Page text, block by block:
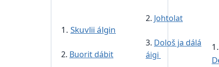
1. Skuvlii álgin
2. Buorit dábit
2. Johtolat
3. Dološ ja dálá
áigi
1.